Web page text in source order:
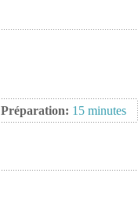
Préparation: 15 minutes